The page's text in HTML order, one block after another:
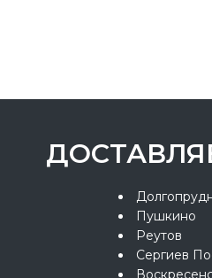
Пушкино
Реутов
Сергиев